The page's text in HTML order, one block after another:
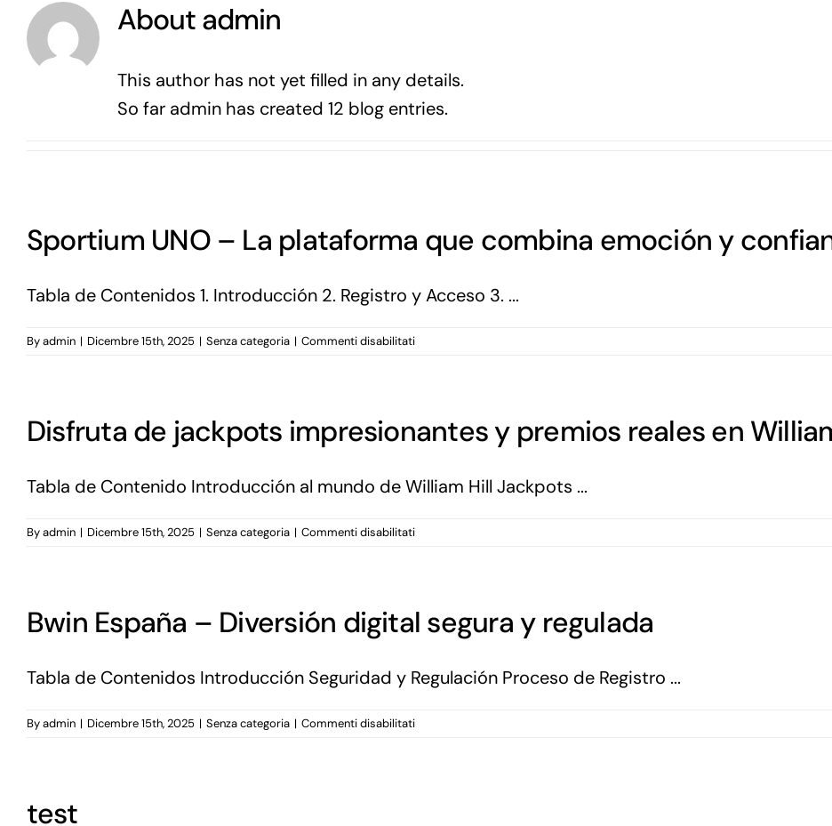
Aboutadmin
This author has not yet filled in any details.
So far admin has created 12 blog entries.
Sportium UNO – La plataforma que combina emoción y
Tabla de Contenidos 1. Introducción 2. Registro y Acceso 3. ...
Byadmin | Dicembre 15th, 2025 | Senza categoria | Commenti disabilitatisu
plataforma
que
emoción
Disfruta de jackpots impresionantes y premios reales en
Tabla de Contenido Introducción al mundo de William Hill Jackpots ...
Byadmin | Dicembre 15th, 2025 | Senza categoria | Commenti disabilitatisu
premios
en
William
Bwin España – Diversión digital segura y regulada
Tabla de Contenidos Introducción Seguridad y Regulación Proceso de Registro ...
Byadmin | Dicembre 15th, 2025 | Senza categoria | Commenti disabilitatisu
test